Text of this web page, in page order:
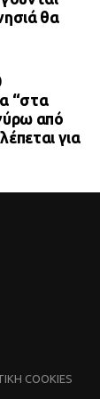
θα
“στα
από
για
COOKIES